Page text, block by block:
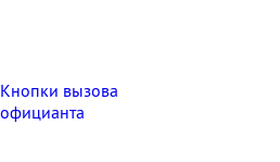
Кнопки вызова
официанта